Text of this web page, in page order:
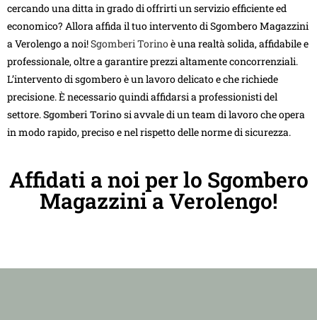
cercando una ditta in grado di offrirti un servizio efficiente ed
economico? Allora affida il tuo intervento di Sgombero Magazzini
a Verolengo a noi!Sgomberi Torinoè una realtà solida, affidabile e
professionale, oltre a garantire prezzi altamente concorrenziali.
L’intervento di sgombero è un lavoro delicato e che richiede
precisione. È necessario quindi affidarsi a professionisti del
settore.Sgomberi Torinosi avvale di un team di lavoro che opera
in modo rapido, preciso e nel rispetto delle norme di sicurezza.
Affidati a noi per lo Sgombero
Magazzini a Verolengo!